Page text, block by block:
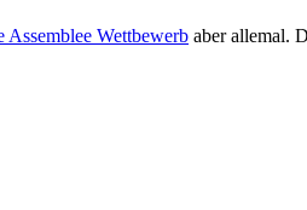
Assemblee Wettbewerb aber allemal.